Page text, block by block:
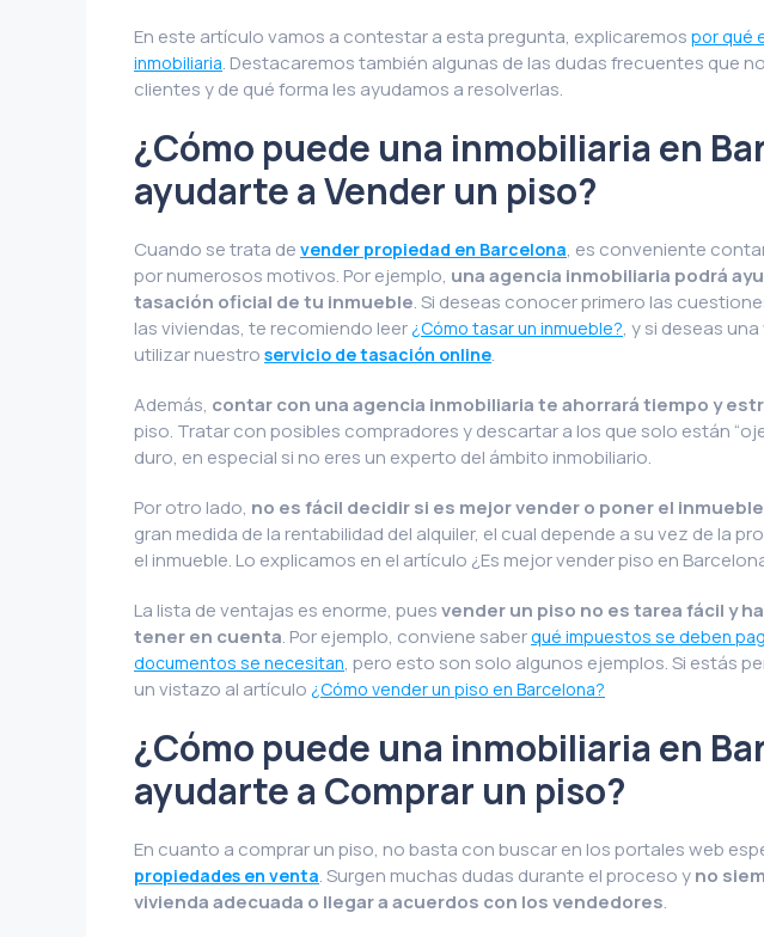
En este artículo vamos a contestar a esta pregunta, explicaremos por qué
inmobiliaria. Destacaremos también algunas de las dudas frecuentes que
clientes y de qué forma les ayudamos a resolverlas.
¿Cómo puede una inmobiliaria en
ayudarte a Vender un piso?
Cuando se trata de vender propiedad en Barcelona, es conveniente
por numerosos motivos. Por ejemplo, una agencia inmobiliaria podrá
tasación oficial de tu inmueble. Si deseas conocer primero las
las viviendas, te recomiendo leer ¿Cómo tasar un inmueble?, y si deseas
utilizar nuestro servicio de tasación online.
Además, contar con una agencia inmobiliaria te ahorrará tiempo y
piso. Tratar con posibles compradores y descartar a los que solo están
duro, en especial si no eres un experto del ámbito inmobiliario.
Por otro lado, no es fácil decidir si es mejor vender o poner el
gran medida de la rentabilidad del alquiler, el cual depende a su vez de la
el inmueble. Lo explicamos en el artículo ¿Es mejor vender piso en
La lista de ventajas es enorme, puesvender un piso no es tarea fácil y
tener en cuenta. Por ejemplo, conviene saberqué impuestos se deben
documentos se necesitan, pero esto son solo algunos ejemplos. Si estás
un vistazo al artículo ¿Cómo vender un piso en Barcelona?
¿Cómo puede una inmobiliaria en
ayudarte a Comprar un piso?
En cuanto a comprar un piso, no basta con buscar en los portales web
propiedades en venta. Surgen muchas dudas durante el proceso yno
vivienda adecuada o llegar a acuerdos con los vendedores.